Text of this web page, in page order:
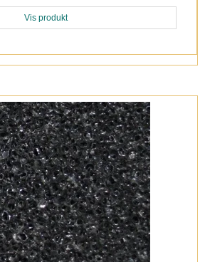
Vis produkt